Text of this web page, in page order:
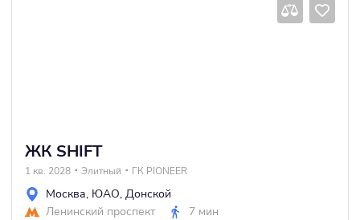
ЖК SHIFT
1 кв. 2028 Элитный ГК PIONEER
Москва, ЮАО, Донской
Ленинский проспект
7 мин